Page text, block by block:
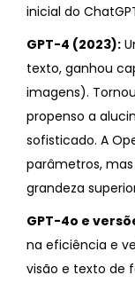
inicial do
GPT-4 (2023):
texto, ganhou
imagens).
propenso a
sofisticado. A
parâmetros,
grandeza
GPT-4o e
na eficiência e
visão e texto de